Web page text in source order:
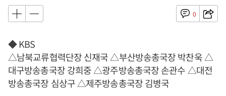
0
◆ KBS
△남북교류협력단장 신재국 △부산방송총국장 박찬욱 △
대구방송총국장 강희중 △광주방송총국장 손관수 △대전
방송총국장 심상구 △제주방송총국장 김병국